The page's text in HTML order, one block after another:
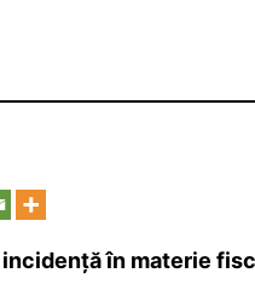
în materie